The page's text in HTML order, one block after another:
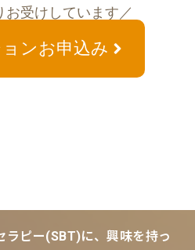
お受けしています／
ンお申込み
ラピー(SBT)に、興味を持っ